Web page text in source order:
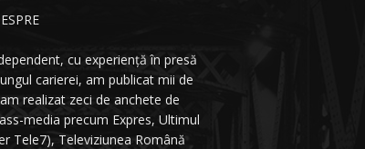
cu experiență în presă
carierei, am publicat mii de
realizat zeci de anchete de
media precum Expres, Ultimul
Tele7), Televiziunea Română